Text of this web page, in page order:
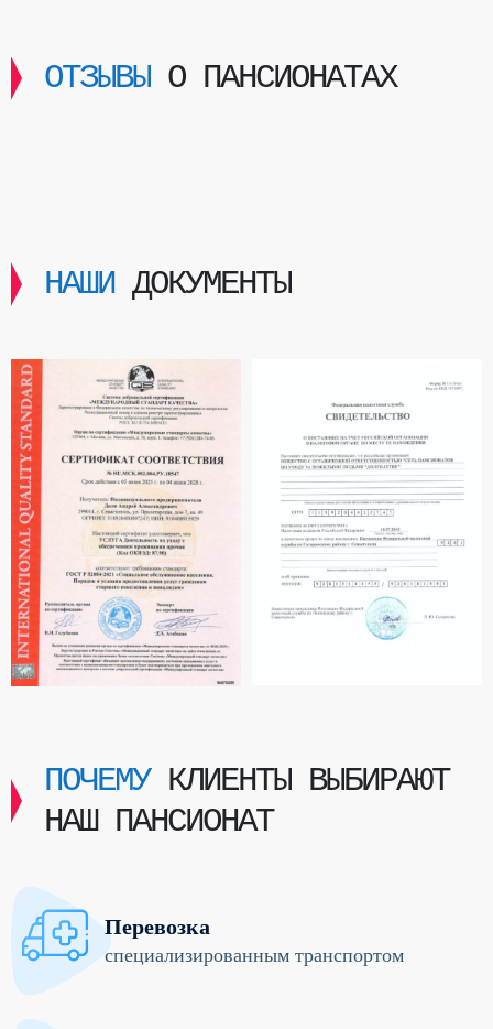
ОТЗЫВЫО ПАНСИОНАТАХ
НАШИДОКУМЕНТЫ
ПОЧЕМУКЛИЕНТЫ ВЫБИРАЮТ
НАШ ПАНСИОНАТ
Перевозка
специализированным транспортом